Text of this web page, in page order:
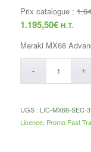
Prix catalogue :
1.195,50€ H.T.
Meraki MX68
UGS : LIC-MX68-SEC-
Licence, Promo Fast